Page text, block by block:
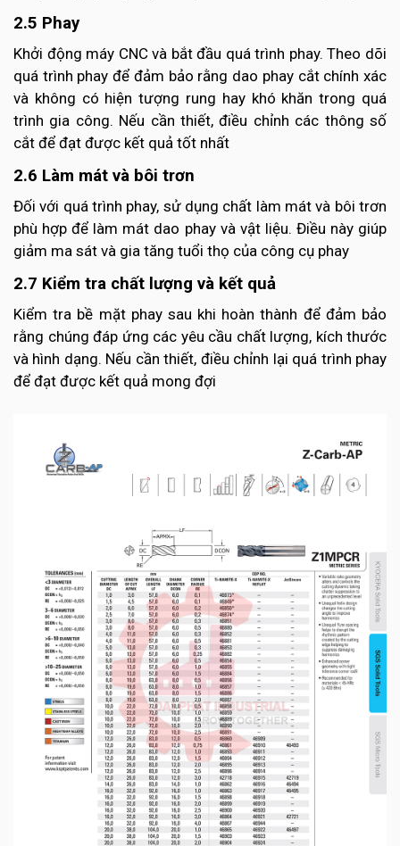
2.5 Phay
Khởi động máy CNC và bắt đầu quá trình phay. Theo dõi
quá trình phay để đảm bảo rằng dao phay cắt chính xác
và không có hiện tượng rung hay khó khăn trong quá
trình gia công. Nếu cần thiết, điều chỉnh các thông số
cắt để đạt được kết quả tốt nhất
2.6 Làm mát và bôi trơn
Đối với quá trình phay, sử dụng chất làm mát và bôi trơn
phù hợp để làm mát dao phay và vật liệu. Điều này giúp
giảm ma sát và gia tăng tuổi thọ của công cụ phay
2.7 Kiểm tra chất lượng và kết quả
Kiểm tra bề mặt phay sau khi hoàn thành để đảm bảo
rằng chúng đáp ứng các yêu cầu chất lượng, kích thước
và hình dạng. Nếu cần thiết, điều chỉnh lại quá trình phay
để đạt được kết quả mong đợi